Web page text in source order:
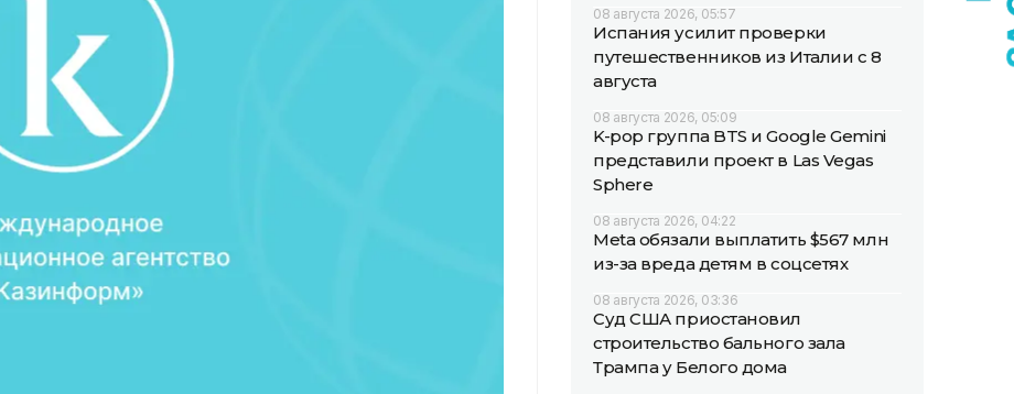
08 августа 2026, 05:57
Испания усилит проверки
путешественников из Италии с 8
августа
08 августа 2026, 05:09
K-pop группа BTS и Google Gemini
представили проект в Las Vegas
Sphere
08 августа 2026, 04:22
Meta обязали выплатить $567 млн
из-за вреда детям в соцсетях
08 августа 2026, 03:36
Суд США приостановил
строительство бального зала
Трампа у Белого дома